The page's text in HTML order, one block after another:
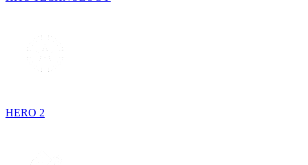
HERO 2